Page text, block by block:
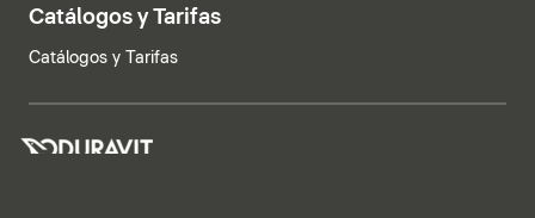
Catálogos y Tarifas
Catálogos y Tarifas